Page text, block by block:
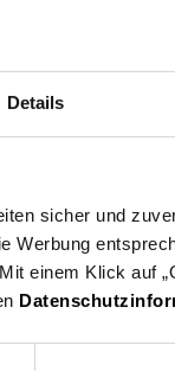
Details
sicher und
einem Klick auf